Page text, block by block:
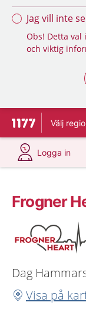
Jag vill inte
Obs! Detta
och viktig
Till startsidan för
Välj
Logga in
på 1177.se
Frogner
Dag
Visa på